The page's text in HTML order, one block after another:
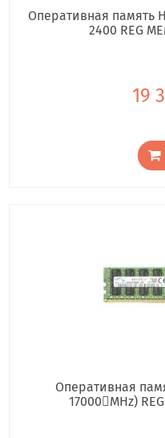
Оперативная память
2400 REG
19
Оперативная
17000񢋕MHz)